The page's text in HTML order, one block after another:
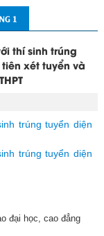
1
thí sinh trúng
xét tuyển và
trúng tuyển diện
trúng tuyển diện
đại học, cao đẳng